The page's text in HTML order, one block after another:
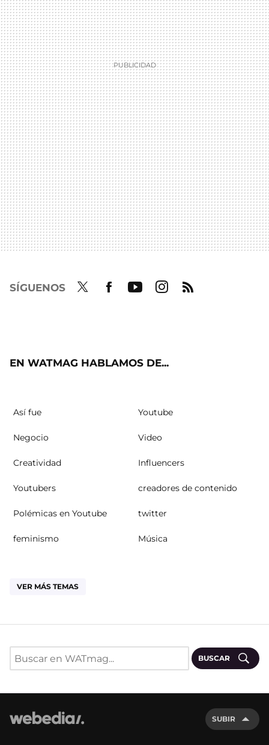
SÍGUENOS
EN WATMAG HABLAMOS DE...
Así fue Youtube
Negocio Video
Creatividad Influencers
Youtubers creadores de contenido
Polémicas en Youtube twitter
feminismo Música
VER MÁS TEMAS
BUSCAR
SUBIR